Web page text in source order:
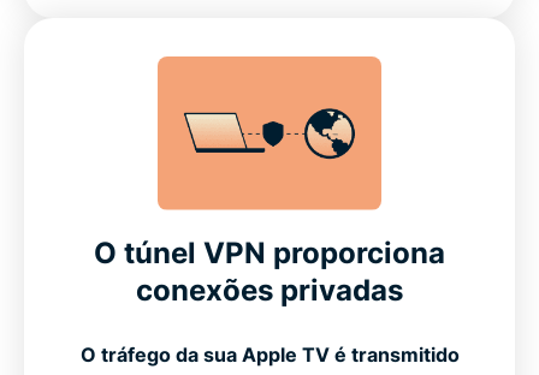
O túnel VPN proporciona
conexões privadas
O tráfego da sua Apple TV é transmitido